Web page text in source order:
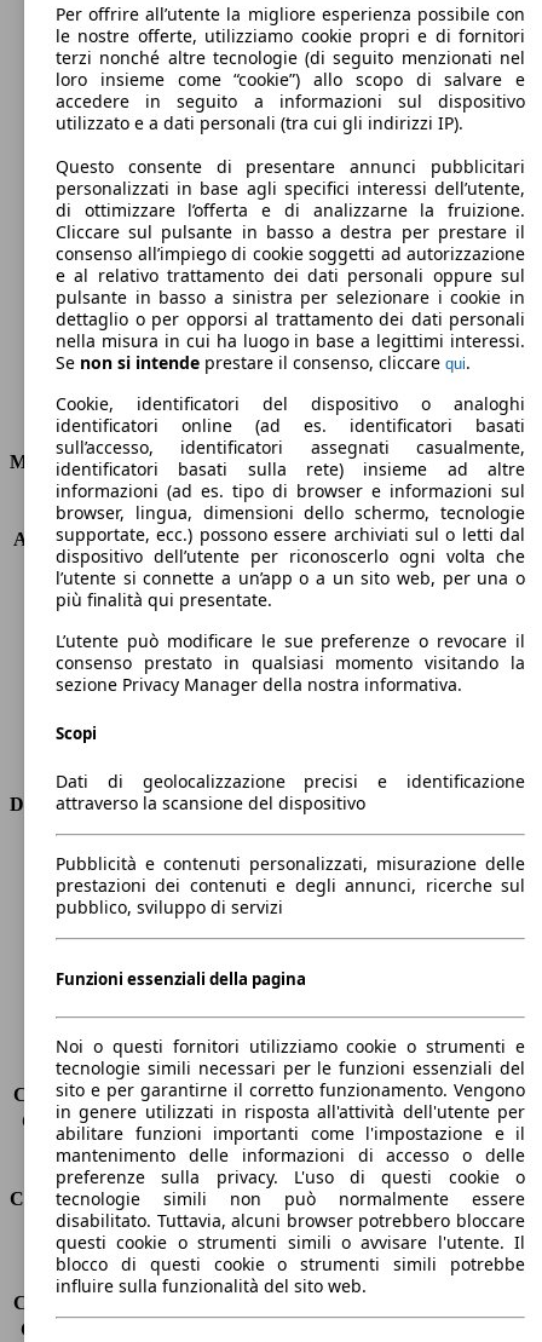
Diesel
Carburante
110 g/km
Emissioni di CO2 (combinato)*
Ø 4.3 l/100km
Consumi
Motore e Prestazioni
KW (PS)
82 kW (112 PS)
Accelerazione (0-100 km/h) 10.9s
Velocità massima (km/h)
195 km/h
Numero di marce
6
Cilindrata
1598 ccm
Carburante
Diesel
Trasmissione
Dimensioni
Lunghezza
4330 mm
Altezza
1490 mm
Larghezza
1760 mm
Passo
2600 mm
Carico massimo
520 kg
Porte
5
Sedili
5
Carico sul tetto
-
Capacità di traino (senza freni) -
Capacità di traino (con freni)
1300 kg
Volume del bagagliaio
360 - 1200 l
Consumi
Emissioni di CO2*
110 g/km (komb.)
Consumo (urbano)
5.1 l/100km
Consumo (extra-urbano)
Consumo (combinato)*
Per offrire all’utente la migliore esperienza possibile con
le nostre offerte, utilizziamo cookie propri e di fornitori
terzi nonché altre tecnologie (di seguito menzionati nel
loro insieme come “cookie”) allo scopo di salvare e
accedere in seguito a informazioni sul dispositivo
utilizzato e a dati personali (tra cui gli indirizzi IP).
Questo consente di presentare annunci pubblicitari
personalizzati in base agli specifici interessi dell’utente,
di ottimizzare l’offerta e di analizzarne la fruizione.
Cliccare sul pulsante in basso a destra per prestare il
consenso all’impiego di cookie soggetti ad autorizzazione
e al relativo trattamento dei dati personali oppure sul
pulsante in basso a sinistra per selezionare i cookie in
dettaglio o per opporsi al trattamento dei dati personali
nella misura in cui ha luogo in base a legittimi interessi.
Se non si intende prestare il consenso, cliccare qui.
Cookie, identificatori del dispositivo o analoghi
identificatori online (ad es. identificatori basati
sull’accesso, identificatori assegnati casualmente,
identificatori basati sulla rete) insieme ad altre
informazioni (ad es. tipo di browser e informazioni sul
browser, lingua, dimensioni dello schermo, tecnologie
supportate, ecc.) possono essere archiviati sul o letti dal
dispositivo dell’utente per riconoscerlo ogni volta che
l’utente si connette a un’app o a un sito web, per una o
più finalità qui presentate.
L’utente può modificare le sue preferenze o revocare il
consenso prestato in qualsiasi momento visitando la
sezione Privacy Manager della nostra informativa.
Scopi
Dati di geolocalizzazione precisi e identificazione
attraverso la scansione del dispositivo
Pubblicità e contenuti personalizzati, misurazione delle
prestazioni dei contenuti e degli annunci, ricerche sul
pubblico, sviluppo di servizi
Funzioni essenziali della pagina
Noi o questi fornitori utilizziamo cookie o strumenti e
tecnologie simili necessari per le funzioni essenziali del
sito e per garantirne il corretto funzionamento. Vengono
in genere utilizzati in risposta all'attività dell'utente per
abilitare funzioni importanti come l'impostazione e il
mantenimento delle informazioni di accesso o delle
preferenze sulla privacy. L'uso di questi cookie o
tecnologie simili non può normalmente essere
disabilitato. Tuttavia, alcuni browser potrebbero bloccare
questi cookie o strumenti simili o avvisare l'utente. Il
blocco di questi cookie o strumenti simili potrebbe
influire sulla funzionalità del sito web.